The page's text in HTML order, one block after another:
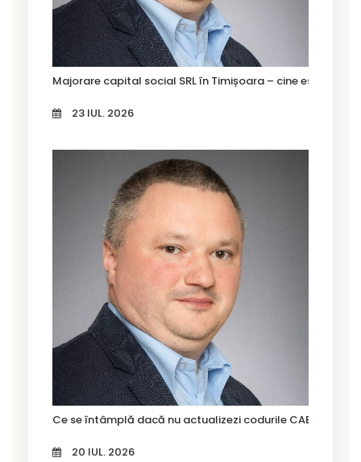
Majorare capital social SRL în Timișoara – cine este
23 IUL. 2026
Ce se întâmplă dacă nu actualizezi codurile CAEN Rev. 3?
20 IUL. 2026